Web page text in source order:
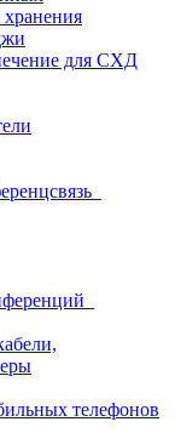
для СХД
телефонов